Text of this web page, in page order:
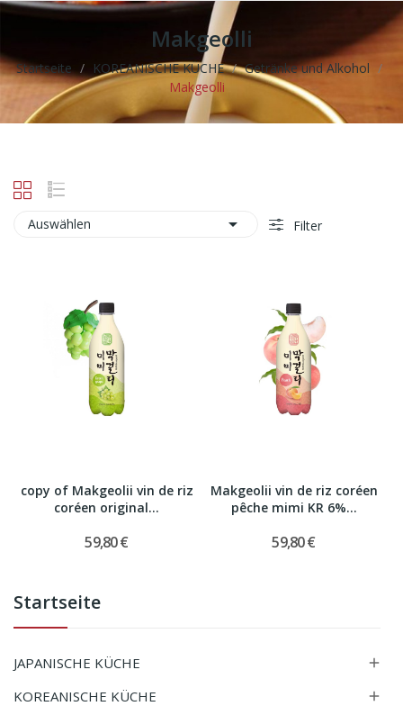
Makgeolli
Startseite KOREANISCHE KÜCHE
Getränke und Alkohol
Makgeolli
Startseite
JAPANISCHE KÜCHE 
KOREANISCHE KÜCHE 
Auswählen  Filter
copy of Makgeolii vin de riz
coréen original...
59,80 €
Makgeolii vin de riz coréen
pêche mimi KR 6%...
59,80 €